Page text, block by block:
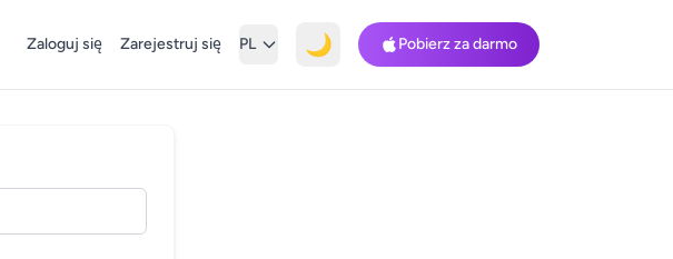
Zaloguj się Zarejestruj się PL 🌙 Pobierz za darmo